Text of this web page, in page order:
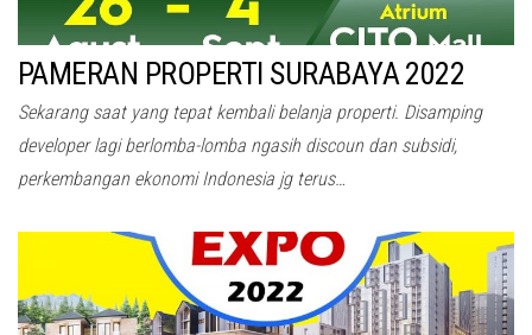
PAMERAN PROPERTI SURABAYA 2022
Sekarang saat yang tepat kembali belanja properti. Disamping
developer lagi berlomba-lomba ngasih discoun dan subsidi,
perkembangan ekonomi Indonesia jg terus…